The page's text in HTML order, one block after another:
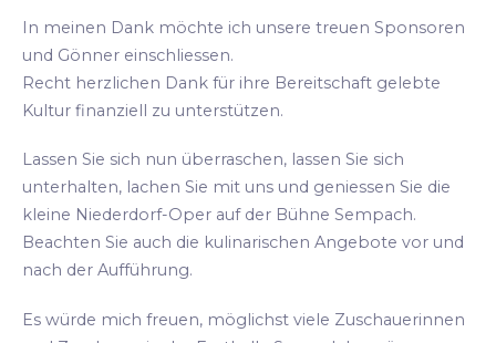
In meinen Dank möchte ich unsere treuen Sponsoren
und Gönner einschliessen.
Recht herzlichen Dank für ihre Bereitschaft gelebte
Kultur finanziell zu unterstützen.
Lassen Sie sich nun überraschen, lassen Sie sich
unterhalten, lachen Sie mit uns und geniessen Sie die
kleine Niederdorf-Oper auf der Bühne Sempach.
Beachten Sie auch die kulinarischen Angebote vor und
nach der Aufführung.
Es würde mich freuen, möglichst viele Zuschauerinnen